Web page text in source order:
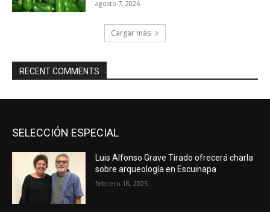
agosto 7, 2026
Cargar más
RECENT COMMENTS
SELECCIÓN ESPECIAL
Luis Alfonso Grave Tirado ofrecerá charla
sobre arqueología en Escuinapa
febrero 18, 2025